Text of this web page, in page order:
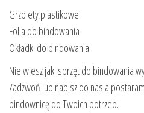
Grzbiety plastikowe
Folia do bindowania
Okładki do bindowania
Nie wiesz jaki sprzęt do bindowania
Zadzwoń lub napisz do nas a
bindownicę do Twoich potrzeb.